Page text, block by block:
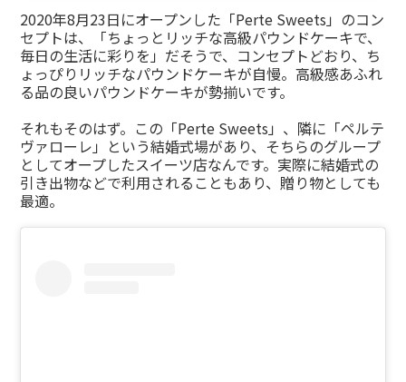
2020年8月23日にオープンした「Perte Sweets」のコン
セプトは、「ちょっとリッチな高級パウンドケーキで、
毎日の生活に彩りを」だそうで、コンセプトどおり、ち
ょっぴりリッチなパウンドケーキが自慢。高級感あふれ
る品の良いパウンドケーキが勢揃いです。
それもそのはず。この「Perte Sweets」、隣に「ペルテ
ヴァローレ」という結婚式場があり、そちらのグループ
としてオープしたスイーツ店なんです。実際に結婚式の
引き出物などで利用されることもあり、贈り物としても
最適。